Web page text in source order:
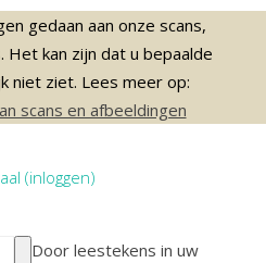
gedaan aan onze scans,
Het kan zijn dat u bepaalde
niet ziet. Lees meer op:
scans en afbeeldingen
(inloggen)
Door leestekens in uw